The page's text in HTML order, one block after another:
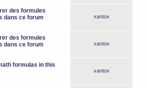
des formules
dans ce forum
xantox
des formules
dans ce forum
xantox
formulas in this
xantox